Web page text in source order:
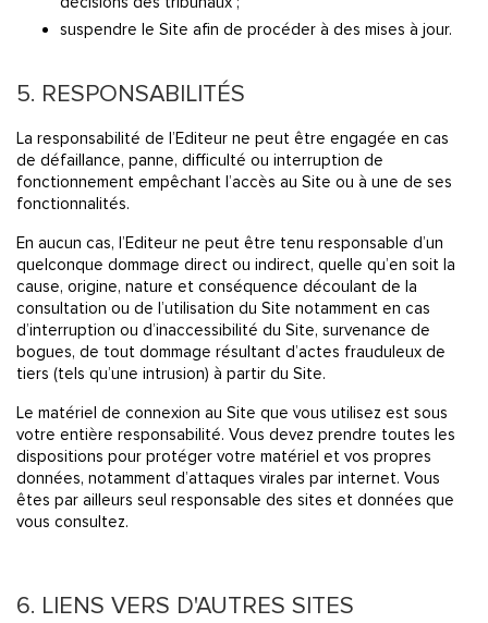
suspendre le Site afin de procéder à des mises à jour.
5. RESPONSABILITÉS
La responsabilité de l’Editeur ne peut être engagée en cas
de défaillance, panne, difficulté ou interruption de
fonctionnement empêchant l’accès au Site ou à une de ses
fonctionnalités.
En aucun cas, l’Editeur ne peut être tenu responsable d’un
quelconque dommage direct ou indirect, quelle qu’en soit la
cause, origine, nature et conséquence découlant de la
consultation ou de l’utilisation du Site notamment en cas
d’interruption ou d’inaccessibilité du Site, survenance de
bogues, de tout dommage résultant d’actes frauduleux de
tiers (tels qu’une intrusion) à partir du Site.
Le matériel de connexion au Site que vous utilisez est sous
votre entière responsabilité. Vous devez prendre toutes les
dispositions pour protéger votre matériel et vos propres
données, notamment d’attaques virales par internet. Vous
êtes par ailleurs seul responsable des sites et données que
vous consultez.
6. LIENS VERS D'AUTRES SITES